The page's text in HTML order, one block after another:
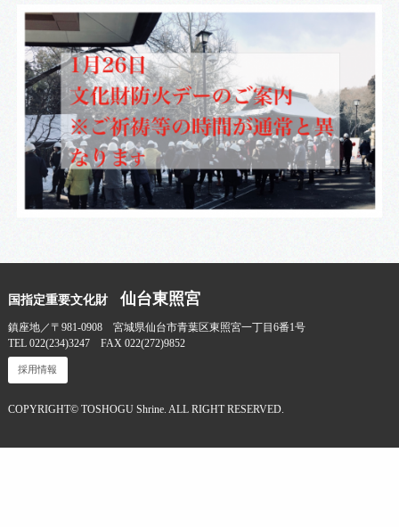
国指定重要文化財 仙台東照宮
鎮座地／〒981-0908 宮城県仙台市青葉区東照宮一丁目6番1号
TEL 022(234)3247 FAX 022(272)9852
採用情報
COPYRIGHT© TOSHOGU Shrine. ALL RIGHT RESERVED.